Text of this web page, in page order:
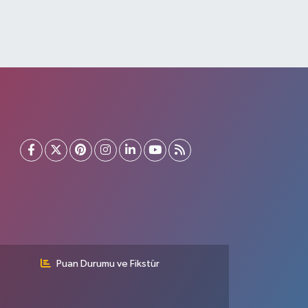
Puan Durumu ve Fikstür